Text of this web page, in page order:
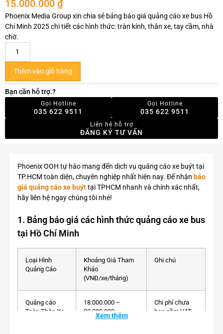
15.000.000 ₫
Phoenix Media Group xin chia sẻ bảng báo giá quảng cáo xe bus Hồ
Chí Minh 2025 chi tiết các hình thức: tràn kính, thân xe, tay cầm, nhà
chờ.
Thêm vào giỏ hàng
Bạn cần hỗ trợ.?
Gọi Hotline
035 622 9511
Gọi Hotline
035 622 9511
Liên hệ hỗ trợ
ĐĂNG KÝ TƯ VẤN
Phoenix OOH tự hào mang đến dịch vụ quảng cáo xe buýt tại
TP.HCM toàn diện, chuyên nghiệp nhất hiện nay. Để nhận báo
giá quảng cáo xe buýttại TPHCM nhanh và chính xác nhất,
hãy liên hệ ngay chúng tôi nhé!
1. Bảng báo giá các hình thức quảng cáo xe bus
tại Hồ Chí Minh
Loại Hình
Quảng Cáo
Khoảng Giá Tham
Khảo
(VNĐ/xe/tháng)
Ghi chú
Quảng cáo
Toàn Thân Xe
18.000.000 –
30.000.000
Chi phí chưa
bao gồm VAT,
Xem thêm